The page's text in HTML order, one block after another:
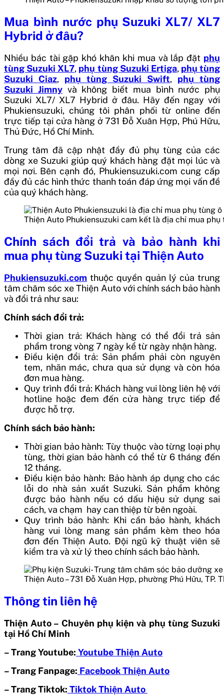
Mua bình nước phụ Suzuki XL7/ XL7
Hybrid ở đâu?
Nhiều bác tài gặp khó khăn khi mua và lắp đặt phụ
tùng Suzuki XL7, phụ tùng Suzuki Ertiga, phụ tùng
Suzuki Ciaz, phụ tùng Suzuki Swift, phụ tùng
Suzuki Jimnyvà không biết mua bình nước phụ
Suzuki XL7/ XL7 Hybrid ở đâu. Hãy đến ngay với
Phukiensuzuki, chúng tôi phân phối từ online đến
trực tiếp tại cửa hàng ở 731 Đỗ Xuân Hợp, Phú Hữu,
Thủ Đức, Hồ Chí Minh.
Trung tâm đã cập nhật đầy đủ phụ tùng của các
dòng xe Suzuki giúp quý khách hàng đặt mọi lúc và
mọi nơi. Bên cạnh đó, Phukiensuzuki.com cung cấp
đầy đủ các hình thức thanh toán đáp ứng mọi vấn đề
của quý khách hàng.
Thiện Auto Phukiensuzuki cam kết là địa chỉ mua
Chính sách đổi trả và bảo hành khi
mua phụ tùng Suzuki tại Thiện Auto
Phukiensuzuki.com thuộc quyền quản lý của trung
tâm chăm sóc xe Thiện Auto với chính sách bảo hành
và đổi trả như sau:
Chính sách đổi trả:
Thời gian trả: Khách hàng có thể đổi trả sản
phẩm trong vòng 7 ngày kể từ ngày nhận hàng.
Điều kiện đổi trả: Sản phẩm phải còn nguyên
tem, nhãn mác, chưa qua sử dụng và còn hóa
đơn mua hàng.
Quy trình đổi trả: Khách hàng vui lòng liên hệ với
hotline hoặc đem đến cửa hàng trực tiếp để
được hỗ trợ.
Chính sách bảo hành:
Thời gian bảo hành: Tùy thuộc vào từng loại phụ
tùng, thời gian bảo hành có thể từ 6 tháng đến
12 tháng.
Điều kiện bảo hành: Bảo hành áp dụng cho các
lỗi do nhà sản xuất Suzuki. Sản phẩm không
được bảo hành nếu có dấu hiệu sử dụng sai
cách, va chạm hay can thiệp từ bên ngoài.
Quy trình bảo hành: Khi cần bảo hành, khách
hàng vui lòng mang sản phẩm kèm theo hóa
đơn đến Thiện Auto. Đội ngũ kỹ thuật viên sẽ
kiểm tra và xử lý theo chính sách bảo hành.
Thiện Auto – 731 Đỗ Xuân Hợp, phường Phú Hữu, TP.
Thông tin liên hệ
Thiện Auto – Chuyên phụ kiện và phụ tùng Suzuki
tại Hồ Chí Minh
– Trang Youtube: Youtube Thiện Auto
– Trang Fanpage: Facebook Thiện Auto
– Trang Tiktok: Tiktok Thiện Auto